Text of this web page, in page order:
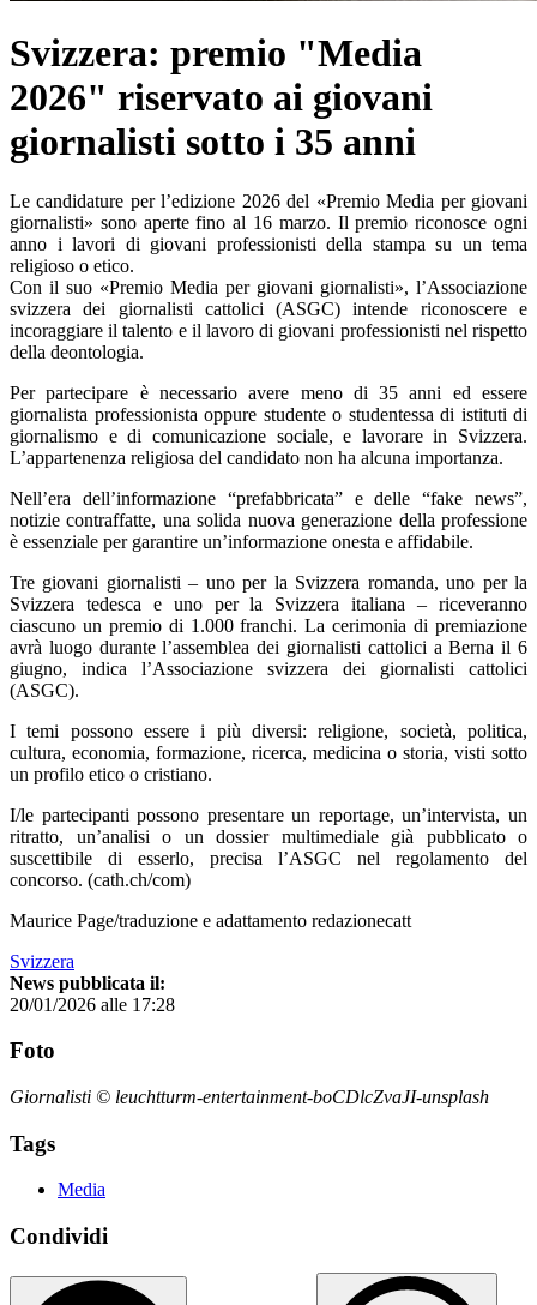
Svizzera: premio "Media
2026" riservato ai giovani
giornalisti sotto i 35 anni
Le candidature per l’edizione 2026 del «Premio Media per giovani
giornalisti» sono aperte fino al 16 marzo. Il premio riconosce ogni
anno i lavori di giovani professionisti della stampa su un tema
religioso o etico.
Con il suo «Premio Media per giovani giornalisti», l’Associazione
svizzera dei giornalisti cattolici (ASGC) intende riconoscere e
incoraggiare il talento e il lavoro di giovani professionisti nel rispetto
della deontologia.
Per partecipare è necessario avere meno di 35 anni ed essere
giornalista professionista oppure studente o studentessa di istituti di
giornalismo e di comunicazione sociale, e lavorare in Svizzera.
L’appartenenza religiosa del candidato non ha alcuna importanza.
Nell’era dell’informazione “prefabbricata” e delle “fake news”,
notizie contraffatte, una solida nuova generazione della professione
è essenziale per garantire un’informazione onesta e affidabile.
Tre giovani giornalisti – uno per la Svizzera romanda, uno per la
Svizzera tedesca e uno per la Svizzera italiana – riceveranno
ciascuno un premio di 1.000 franchi. La cerimonia di premiazione
avrà luogo durante l’assemblea dei giornalisti cattolici a Berna il 6
giugno, indica l’Associazione svizzera dei giornalisti cattolici
(ASGC).
I temi possono essere i più diversi: religione, società, politica,
cultura, economia, formazione, ricerca, medicina o storia, visti sotto
un profilo etico o cristiano.
I/le partecipanti possono presentare un reportage, un’intervista, un
ritratto, un’analisi o un dossier multimediale già pubblicato o
suscettibile di esserlo, precisa l’ASGC nel regolamento del
concorso. (cath.ch/com)
Maurice Page/traduzione e adattamento redazionecatt
Svizzera
News pubblicata il:
20/01/2026 alle 17:28
Foto
Giornalisti © leuchtturm-entertainment-boCDlcZvaJI-unsplash
Tags
Media
Condividi